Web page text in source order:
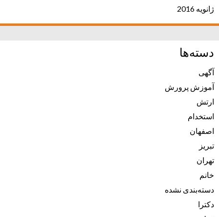
ژانویه 2016
دسته‌ها
آگهی
آموزش پرورش
ارتش
استخدام
اصفهان
تبریز
تهران
خانم
دسته‌بندی نشده
دکترا